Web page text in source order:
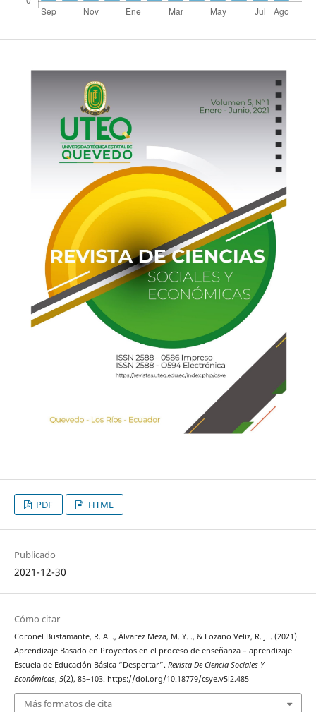
PDF HTML
Publicado
2021-12-30
Cómo citar
Coronel Bustamante, R. A. ., Álvarez Meza, M. Y. ., & Lozano Veliz, R. J. . (2021).
Aprendizaje Basado en Proyectos en el proceso de enseñanza – aprendizaje
Escuela de Educación Básica “Despertar”. Revista De Ciencia Sociales Y
Económicas, 5(2), 85–103. https://doi.org/10.18779/csye.v5i2.485
Más formatos de cita